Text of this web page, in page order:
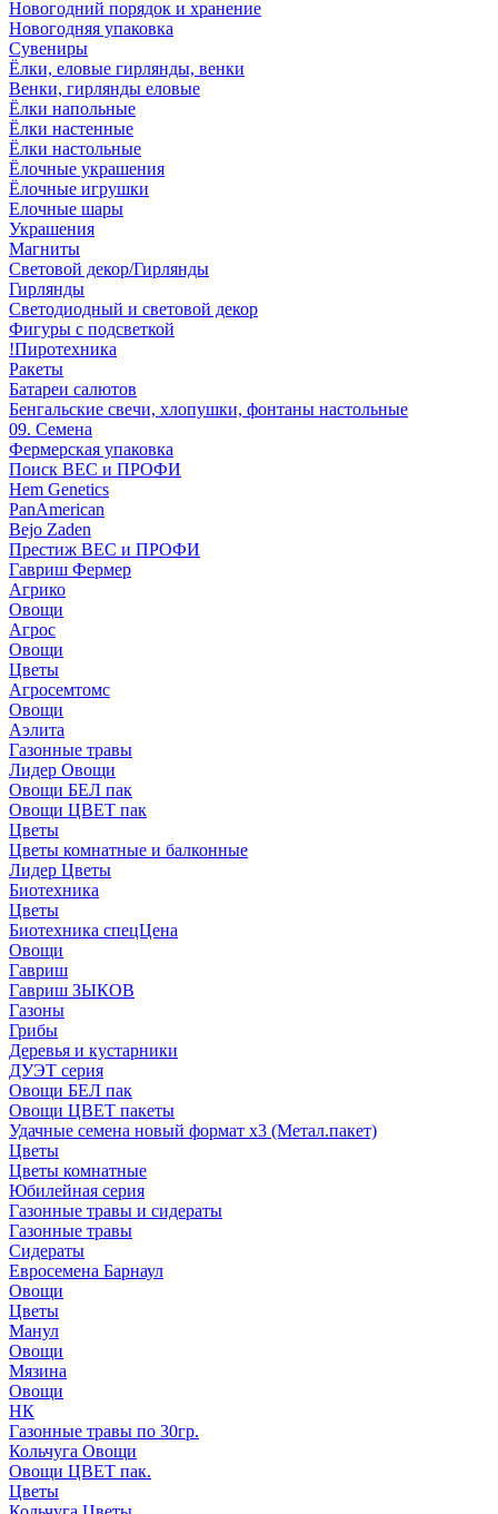
Новогодний порядок и хранение
Новогодняя упаковка
Сувениры
Ёлки, еловые гирлянды, венки
Венки, гирлянды еловые
Ёлки напольные
Ёлки настенные
Ёлки настольные
Ёлочные украшения
Ёлочные игрушки
Елочные шары
Украшения
Магниты
Световой декор/Гирлянды
Гирлянды
Светодиодный и световой декор
Фигуры с подсветкой
!Пиротехника
Ракеты
Батареи салютов
Бенгальские свечи, хлопушки, фонтаны настольные
09. Семена
Фермерская упаковка
Поиск ВЕС и ПРОФИ
Hem Genetics
PanAmerican
Bejo Zaden
Престиж ВЕС и ПРОФИ
Гавриш Фермер
Агрико
Овощи
Агрос
Овощи
Цветы
Агросемтомс
Овощи
Аэлита
Газонные травы
Лидер Овощи
Овощи БЕЛ пак
Овощи ЦВЕТ пак
Цветы
Цветы комнатные и балконные
Лидер Цветы
Биотехника
Цветы
Биотехника спецЦена
Овощи
Гавриш
Гавриш ЗЫКОВ
Газоны
Грибы
Деревья и кустарники
ДУЭТ серия
Овощи БЕЛ пак
Овощи ЦВЕТ пакеты
Удачные семена новый формат х3 (Метал.пакет)
Цветы
Цветы комнатные
Юбилейная серия
Газонные травы и сидераты
Газонные травы
Сидераты
Евросемена Барнаул
Овощи
Цветы
Манул
Овощи
Мязина
Овощи
НК
Газонные травы по 30гр.
Кольчуга Овощи
Овощи ЦВЕТ пак.
Цветы